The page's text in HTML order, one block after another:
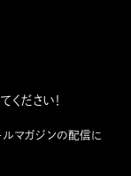
ださい！
ルマガジンの配信に